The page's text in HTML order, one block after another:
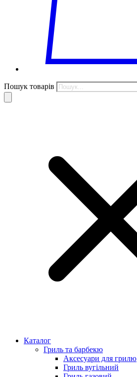
Пошук товарів
Каталог
Гриль та барбекю
Аксесуари для грилю
Гриль вугільний